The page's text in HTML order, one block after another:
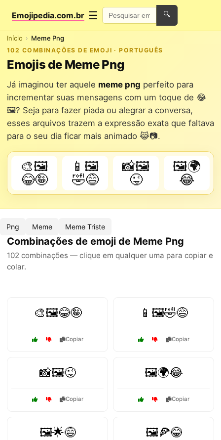
Emojipedia.com.br ☰ 🔍
Início Meme Png
102 COMBINAÇÕES DE EMOJI · PORTUGUÊS
Emojis de Meme Png
Já imaginou ter aquele meme png perfeito para
incrementar suas mensagens com um toque de 😂
🖼️? Seja para fazer piada ou alegrar a conversa,
esses arquivos trazem a expressão exata que faltava
para o seu dia ficar mais animado 😹📷.
🎨🖼️
😂🤪
📱🖼️
🤣😅
📸🖼️
😜
🖼️🌍
😂
Png Meme Meme Triste
Combinações de emoji de Meme Png
102 combinações — clique em qualquer uma para copiar e
colar.
🎨🖼️😂🤪
Copiar
📱🖼️🤣😅
Copiar
📸🖼️😜
Copiar
🖼️🌍😂
Copiar
🖼️🌟😅 🖼️🍕😂